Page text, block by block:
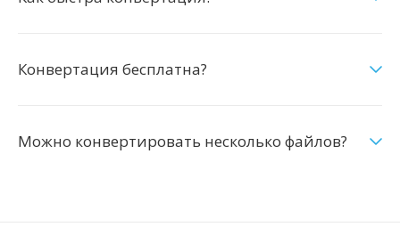
Конвертация бесплатна?
Можно конвертировать несколько файлов?